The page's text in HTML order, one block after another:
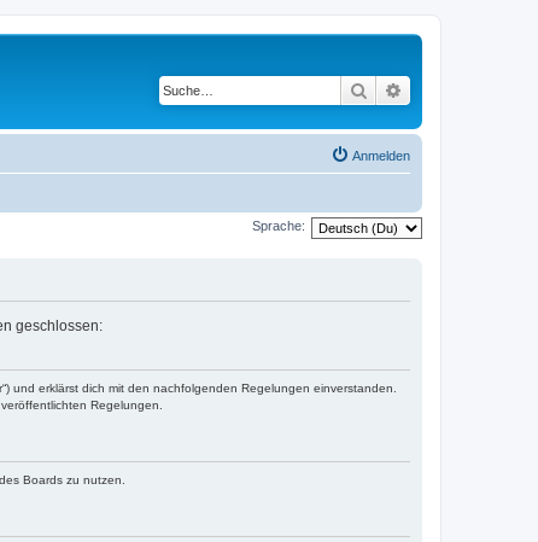
Suche
Anmelden
Sprache:
geschlossen:
und erklärst dich mit den nachfolgenden Regelungen einverstanden.
Regelungen.
Boards zu nutzen.